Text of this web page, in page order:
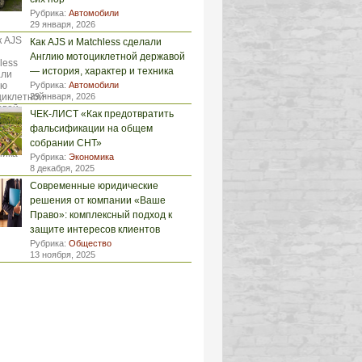
Рубрика: Автомобили
29 января, 2026
Как AJS и Matchless сделали
Англию мотоциклетной державой
— история, характер и техника
Рубрика: Автомобили
29 января, 2026
ЧЕК-ЛИСТ «Как предотвратить
фальсификации на общем
собрании СНТ»
Рубрика: Экономика
8 декабря, 2025
Современные юридические
решения от компании «Ваше
Право»: комплексный подход к
защите интересов клиентов
Рубрика: Общество
13 ноября, 2025